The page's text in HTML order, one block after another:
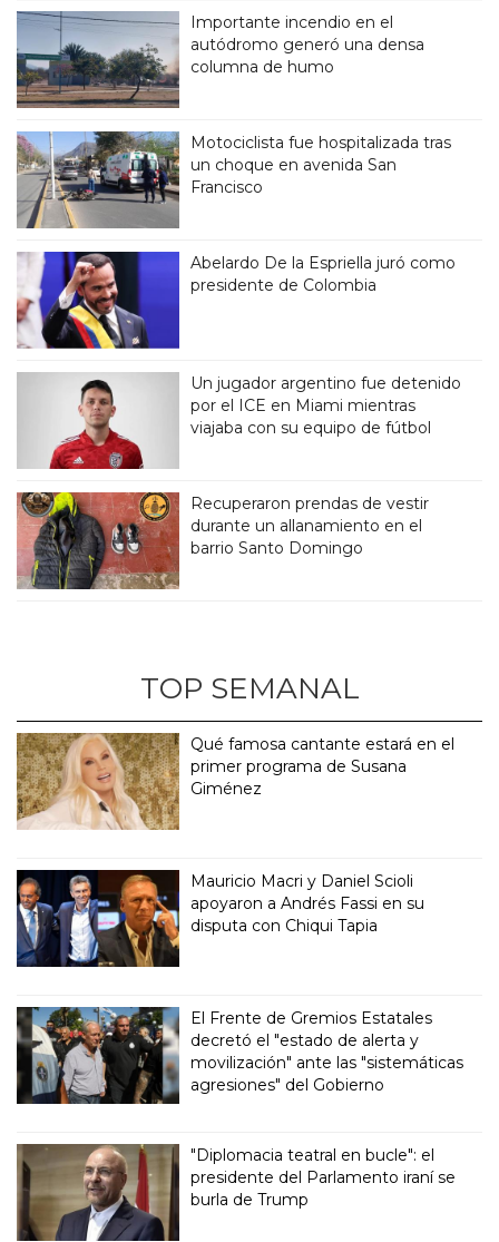
Importante incendio en el
autódromo generó una densa
columna de humo
Motociclista fue hospitalizada tras
un choque en avenida San
Francisco
Abelardo De la Espriella juró como
presidente de Colombia
Un jugador argentino fue detenido
por el ICE en Miami mientras
viajaba con su equipo de fútbol
Recuperaron prendas de vestir
durante un allanamiento en el
barrio Santo Domingo
TOP SEMANAL
Qué famosa cantante estará en el
primer programa de Susana
Giménez
Mauricio Macri y Daniel Scioli
apoyaron a Andrés Fassi en su
disputa con Chiqui Tapia
El Frente de Gremios Estatales
decretó el "estado de alerta y
movilización" ante las "sistemáticas
agresiones" del Gobierno
"Diplomacia teatral en bucle": el
presidente del Parlamento iraní se
burla de Trump